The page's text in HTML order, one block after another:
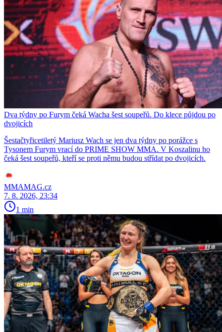
Dva týdny po Furym čeká Wacha šest soupeřů. Do klece půjdou po
dvojicích
Šestačtyřicetiletý Mariusz Wach se jen dva týdny po porážce s
Tysonem Furym vrací do PRIME SHOW MMA. V Koszalinu ho
čeká šest soupeřů, kteří se proti němu budou střídat po dvojicích.
MMAMAG.cz
7. 8. 2026, 23:34
1 min